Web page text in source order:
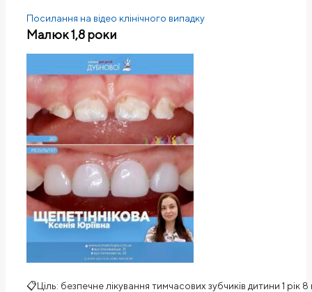
Посилання на відео клінічного випадку
Малюк 1,8 роки
📋Ціль: безпечне лікування тимчасових зубчиків дитини 1 рік